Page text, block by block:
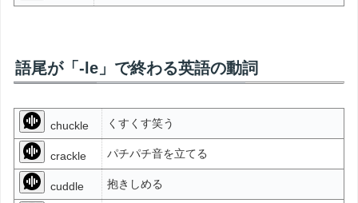
語尾が「-le」で終わる英語の動詞
chuckle くすくす笑う
crackle パチパチ音を立てる
cuddle 抱きしめる